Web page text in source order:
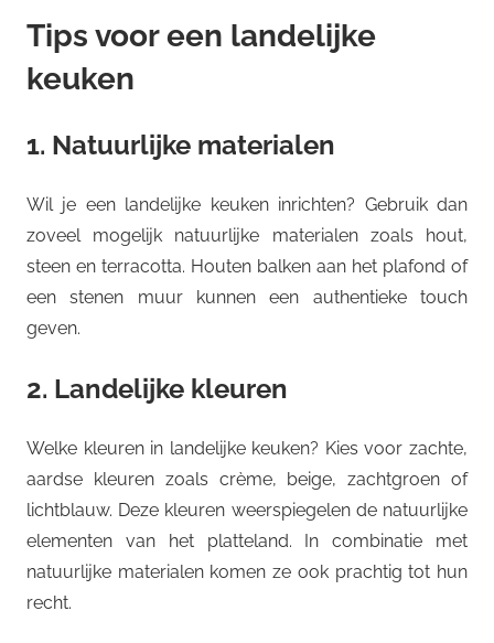
Tips voor een landelijke
keuken
1. Natuurlijke materialen
Wil je een landelijke keuken inrichten? Gebruik dan
zoveel mogelijk natuurlijke materialen zoals hout,
steen en terracotta. Houten balken aan het plafond of
een stenen muur kunnen een authentieke touch
geven.
2. Landelijke kleuren
Welke kleuren in landelijke keuken? Kies voor zachte,
aardse kleuren zoals crème, beige, zachtgroen of
lichtblauw. Deze kleuren weerspiegelen de natuurlijke
elementen van het platteland. In combinatie met
natuurlijke materialen komen ze ook prachtig tot hun
recht.